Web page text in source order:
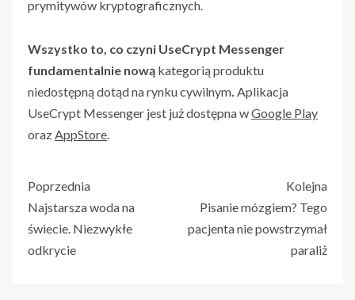
prymitywów kryptograficznych.
Wszystko to, co czyni UseCrypt Messenger
fundamentalnie nową kategorią produktu
niedostępną dotąd na rynku cywilnym. Aplikacja
UseCrypt Messenger jest już dostępna wGoogle Play
orazAppStore.
Poprzednia
Najstarsza woda na
świecie. Niezwykłe
odkrycie
Kolejna
Pisanie mózgiem? Tego
pacjenta nie powstrzymał
paraliż